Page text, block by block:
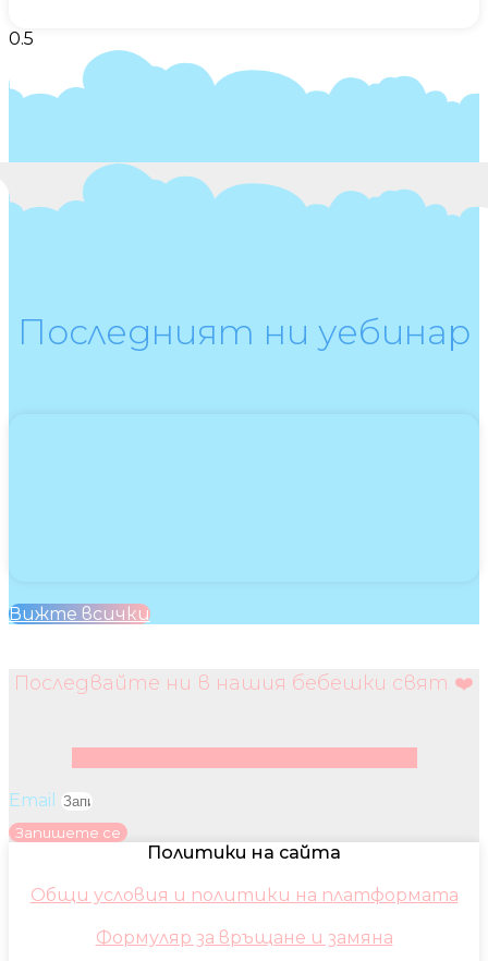
Последният ни уебинар
Вижте всички
Последвайте ни в нашия бебешки свят ❤️
Email
Запишете се
Политики на сайта
Общи условия и политики на платформата
Формуляр за връщане и замяна